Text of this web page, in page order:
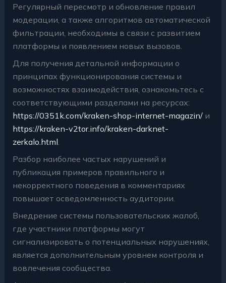
Регулярный пересмотр и обновление правил
модерации, а также алгоритмов автоматической
фильтрации, необходимы в связи с развитием
платформы и появлением новых вызовов.
Для получения детальной информации о
принципах функционирования системы и
возможностях взаимодействия, ознакомьтесь с
соответствующими разделами на ресурсах:
https://0351k.com/kraken-shop-internet-magazin/и
https://kraken-v2tor.info/kraken-darknet-
zerkalo.html
Разбор наиболее частых нарушений и
публикация примеров правильного и
некорректного поведения в комментариях
повышает осведомленность аудитории.
Внедрение системы пользовательских жалоб,
где участники платформы могут
сигнализировать о потенциальных нарушениях,
является дополнительным уровнем контроля и
вовлечения сообщества.